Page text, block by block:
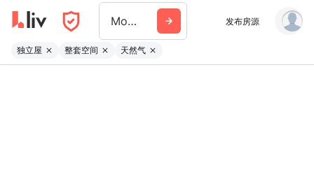
Montreal 发布房源
独立屋 整套空间 天然气